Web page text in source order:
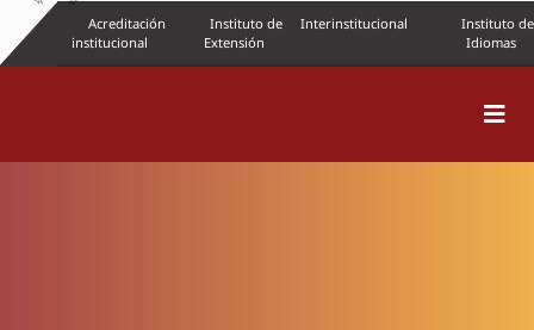
Acreditación
institucional
Instituto de
Extensión
Interinstitucional
Instituto de
Idiomas